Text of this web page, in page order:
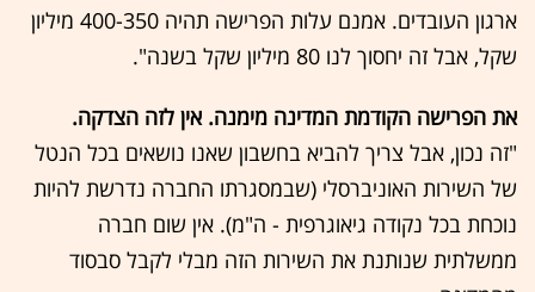
ארגון העובדים. אמנם עלות הפרישה תהיה 400-350 מיליון
שקל, אבל זה יחסוך לנו 80 מיליון שקל בשנה".
את הפרישה הקודמת המדינה מימנה. אין לזה הצדקה.
"זה נכון, אבל צריך להביא בחשבון שאנו נושאים בכל הנטל
של השירות האוניברסלי (שבמסגרתו החברה נדרשת להיות
נוכחת בכל נקודה גיאוגרפית - ה"מ). אין שום חברה
ממשלתית שנותנת את השירות הזה מבלי לקבל סבסוד